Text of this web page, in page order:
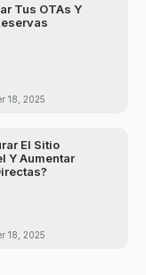
Tus OTAs Y
18, 2025
El Sitio
Y Aumentar
18, 2025